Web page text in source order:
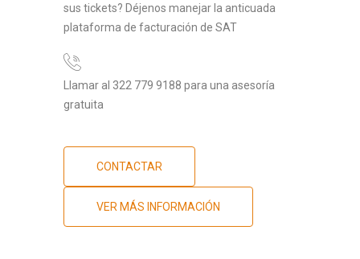
sus tickets? Déjenos manejar la anticuada
plataforma de facturación de SAT
Llamar al 322 779 9188 para una asesoría
gratuita
CONTACTAR
VER MÁS INFORMACIÓN